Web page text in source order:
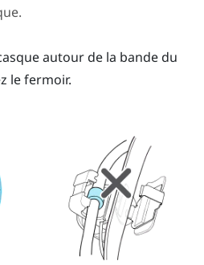
autour de la bande du
le fermoir.